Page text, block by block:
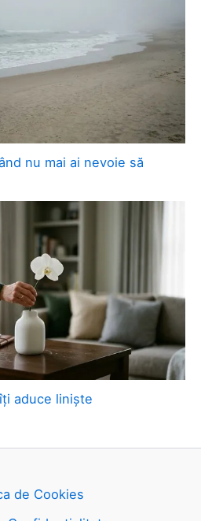
nu mai ai nevoie să
aduce liniște
de Cookies